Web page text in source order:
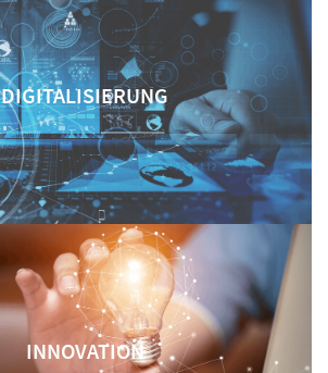
DIGITALISIERUNG
INNOVATION